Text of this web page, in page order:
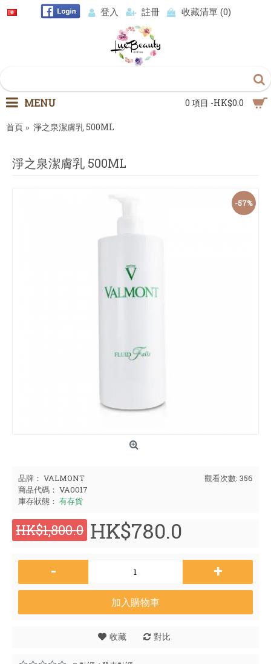
登入 註冊 收藏清單 (0)
0 項目 -HK$0.0
MENU
首頁 淨之泉潔膚乳 500ML
淨之泉潔膚乳 500ML
-57%
觀看次數: 356
品牌： VALMONT
商品代碼： VA0017
庫存狀態： 有存貨
HK$1,800.0 HK$780.0
- +
加入購物車
收藏 對比